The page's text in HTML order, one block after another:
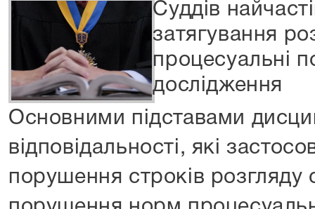
Cуддів
затягування
процесуальні
дослідження
Основними підставами
відповідальності, які
порушення строків розгляду